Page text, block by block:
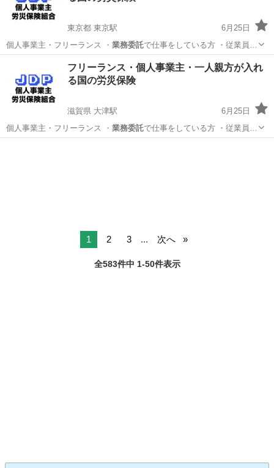
東京都 東京駅
6月25日
個人事業主・フリーランス ・ 業務委託 で仕事をしている方 ・従業員…
その他 個人事業主
フリーランス・個人事業主・一人親方が入れ
る国の労災保険
滋賀県 大津駅
6月25日
個人事業主・フリーランス ・ 業務委託 で仕事をしている方 ・従業員…
1 2 3 ... 次へ
全583件中 1-50件表示